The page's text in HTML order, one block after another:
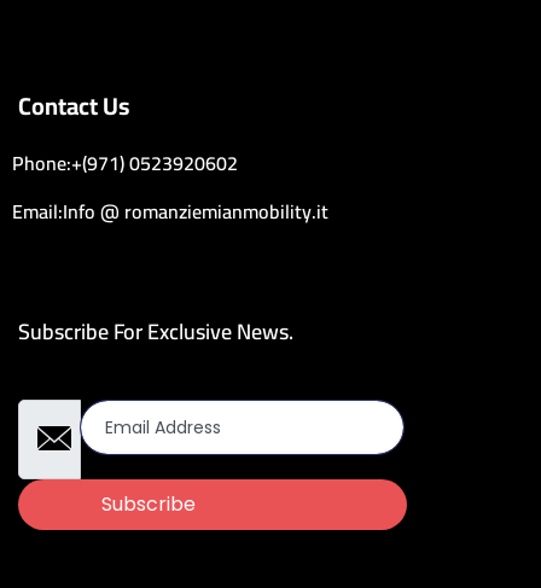
Contact Us
Phone:+(971) 0523920602
Email:Info @ romanziemianmobility.it
Subscribe For Exclusive News.
Subscribe